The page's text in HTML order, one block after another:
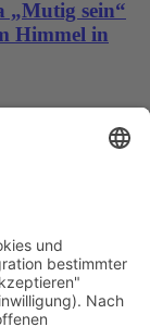
„Mutig sein“
Himmel in
Kita Oberlin